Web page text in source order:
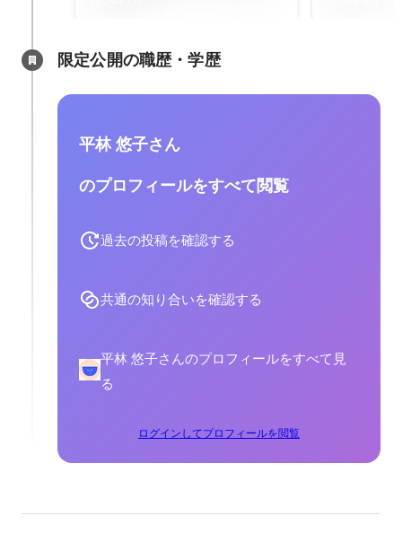
限定公開の職歴・学歴
平林 悠子さん
のプロフィールをすべて閲覧
過去の投稿を確認する
共通の知り合いを確認する
平林 悠子さんのプロフィールをすべて見
る
ログインしてプロフィールを閲覧